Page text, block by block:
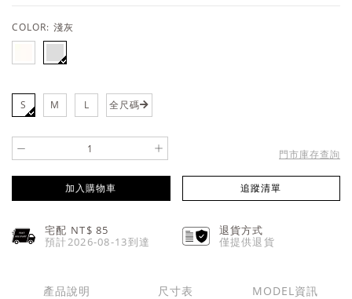
COLOR: 淺灰
S M L 全尺碼
- + 門市庫存查詢
加入購物車 追蹤清單
宅配 NT$85
預計2026-08-13到達
退貨方式
僅提供退貨
產品說明 尺寸表 MODEL資訊